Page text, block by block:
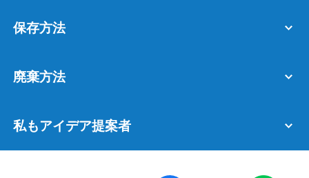
保存方法
廃棄方法
私もアイデア提案者